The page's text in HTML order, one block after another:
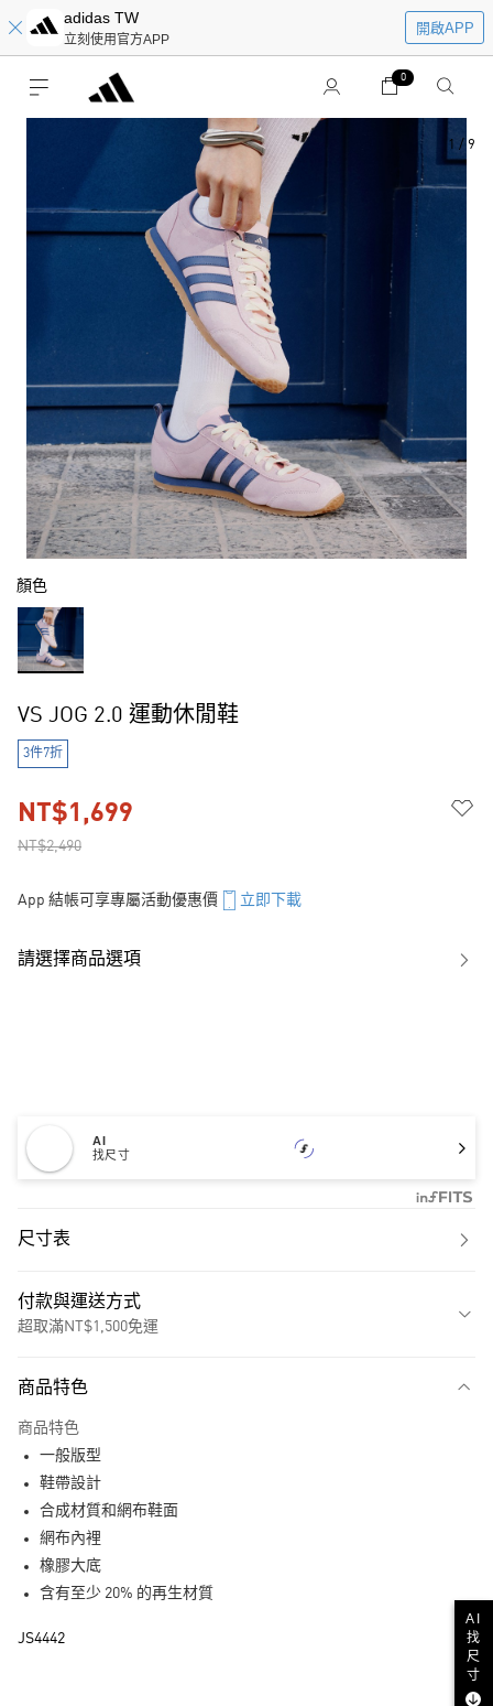
adidas TW
立刻使用官方APP
開啟APP
0
1 / 9
顏色
VS JOG 2.0 運動休閒鞋
3件7折
NT$2,490
NT$1,699
App 結帳可享專屬活動優惠價 立即下載
請選擇商品選項
AI
找尺寸
尺寸表
付款與運送方式
超取滿NT$1,500免運
LINE Pay
每筆NT$80，滿NT$1,500(含以上)免運費
商品特色
商品特色
一般版型
鞋帶設計
合成材質和網布鞋面
網布內裡
橡膠大底
含有至少 20% 的再生材質
JS4442
AI
找
尺
寸